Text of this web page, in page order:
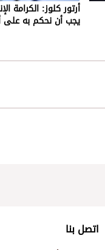
أرتور كلوز: الكرامة
يجب أن نحكم به على
اتصل بنا